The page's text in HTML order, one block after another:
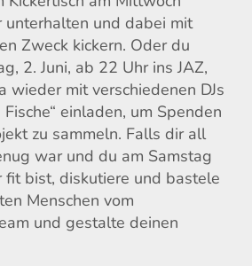
unterhalten und dabei mit
Zweck kickern. Oder du
2. Juni, ab 22 Uhr ins JAZ,
wieder mit verschiedenen DJs
einladen, um Spenden
zu sammeln. Falls dir all
war und du am Samstag
fit bist, diskutiere und bastele
Menschen vom
und gestalte deinen